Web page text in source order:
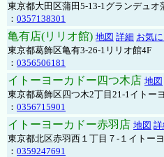
東京都大田区蒲田5-13-1グランデュオ
： 0357138301
亀有店(リリオ館) 地図 詳細 お気
東京都葛飾区亀有3-26-1リリオ館4F
： 0356506181
イトーヨーカドー四つ木店 地図
東京都葛飾区四つ木2丁目21-1イトー
： 0356715901
イトーヨーカドー赤羽店 地図 詳
東京都北区赤羽西１丁目７-１イトー
： 0359247691